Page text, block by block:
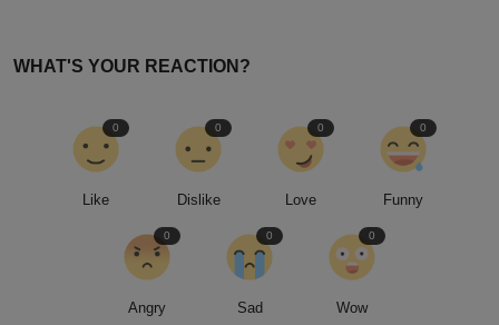
WHAT'S YOUR REACTION?
Like
0
Dislike
0
Love
0
Funny
0
Angry
0
Sad
0
Wow
0